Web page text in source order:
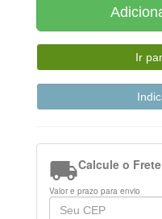
Calcule o Frete
Valor e prazo para envio